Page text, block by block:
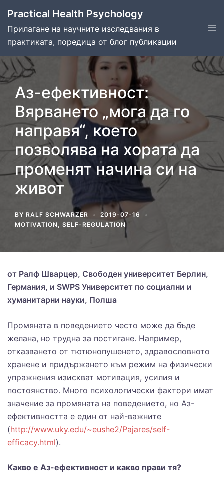
content
Practical Health Psychology
Прилагане на научните изследвания в
практиката, поредица от блог публикации
Аз-ефективност:
Вярването „мога да го
направя“, което
позволява на хората да
променят начина си на
живот
BY RALF SCHWARZER
2019-07-16
MOTIVATION , SELF-REGULATION
от Ралф Шварцер, Свободен университет Берлин,
Германия, и SWPS Университет по социални и
хуманитарни науки, Полша
Промяната в поведението често може да бъде
желана, но трудна за постигане. Например,
отказването от тютюнопушенето, здравословното
хранене и придържането към режим на физически
упражнения изискват мотивация, усилия и
постоянство. Много психологически фактори имат
значение за промяната на поведението, но Аз-
ефективността е един от най-важните
(http://www.uky.edu/~eushe2/Pajares/self-
efficacy.html).
Какво е Аз-ефективност и какво прави тя?